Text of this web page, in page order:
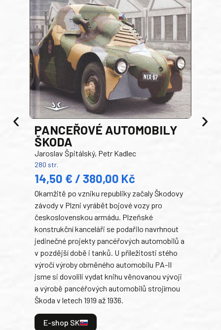
PANCEŘOVÉ AUTOMOBILY
ŠKODA
Jaroslav Špitálský, Petr Kadlec
280 str.
14,50 € / 380,00 Kč
Okamžitě po vzniku republiky začaly Škodovy
závody v Plzni vyrábět bojové vozy pro
československou armádu. Plzeňské
konstrukční kanceláři se podařilo navrhnout
jedinečné projekty pancéřových automobilů a
v pozdější době i tanků. U příležitosti stého
výročí výroby obrněného automobilu PA-II
jsme si dovolili vydat knihu věnovanou vývoji
a výrobě pancéřových automobilů strojírnou
Škoda v letech 1919 až 1936.
E-shop SK